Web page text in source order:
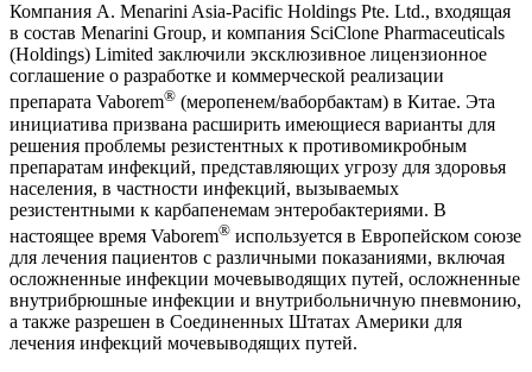
Компания A. Menarini Asia-Pacific Holdings Pte. Ltd., входящая
в состав Menarini Group, и компания SciClone Pharmaceuticals
(Holdings) Limited заключили эксклюзивное лицензионное
соглашение о разработке и коммерческой реализации
препарата Vaborem® (меропенем/ваборбактам) в Китае. Эта
инициатива призвана расширить имеющиеся варианты для
решения проблемы резистентных к противомикробным
препаратам инфекций, представляющих угрозу для здоровья
населения, в частности инфекций, вызываемых
резистентными к карбапенемам энтеробактериями. В
настоящее время Vaborem® используется в Европейском союзе
для лечения пациентов с различными показаниями, включая
осложненные инфекции мочевыводящих путей, осложненные
внутрибрюшные инфекции и внутрибольничную пневмонию,
а также разрешен в Соединенных Штатах Америки для
лечения инфекций мочевыводящих путей.